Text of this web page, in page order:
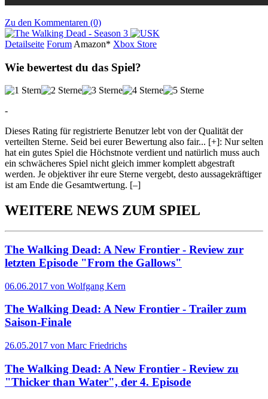
Zu den Kommentaren (0)
Detailseite Forum Amazon* Xbox Store
Wie bewertest du das Spiel?
-
Dieses Rating für registrierte Benutzer lebt von der Qualität der
verteilten Sterne. Seid bei eurer Bewertung also fair... [+]: Nur selten
hat ein gutes Spiel die Höchstnote verdient und natürlich muss auch
ein schwächeres Spiel nicht gleich immer komplett abgestraft
werden. Je objektiver ihr eure Sterne vergebt, desto aussagekräftiger
ist am Ende die Gesamtwertung. [–]
WEITERE NEWS ZUM SPIEL
The Walking Dead: A New Frontier - Review zur
letzten Episode "From the Gallows"
06.06.2017 von Wolfgang Kern
The Walking Dead: A New Frontier - Trailer zum
Saison-Finale
26.05.2017 von Marc Friedrichs
The Walking Dead: A New Frontier - Review zu
"Thicker than Water", der 4. Episode